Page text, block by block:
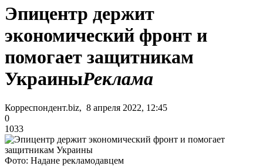
Эпицентр держит
экономический фронт и
помогает защитникам
УкраиныРеклама
Корреспондент.biz, 8 апреля 2022, 12:45
0
1033
Фото: Надане рекламодавцем